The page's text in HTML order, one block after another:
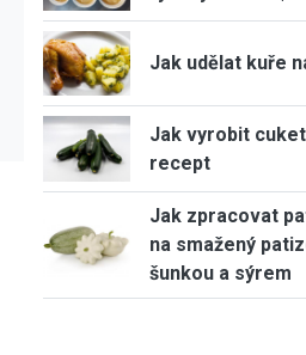
Jak udělat kuře
Jak vyrobit
recept
Jak zpracovat
na smažený
šunkou a sýrem